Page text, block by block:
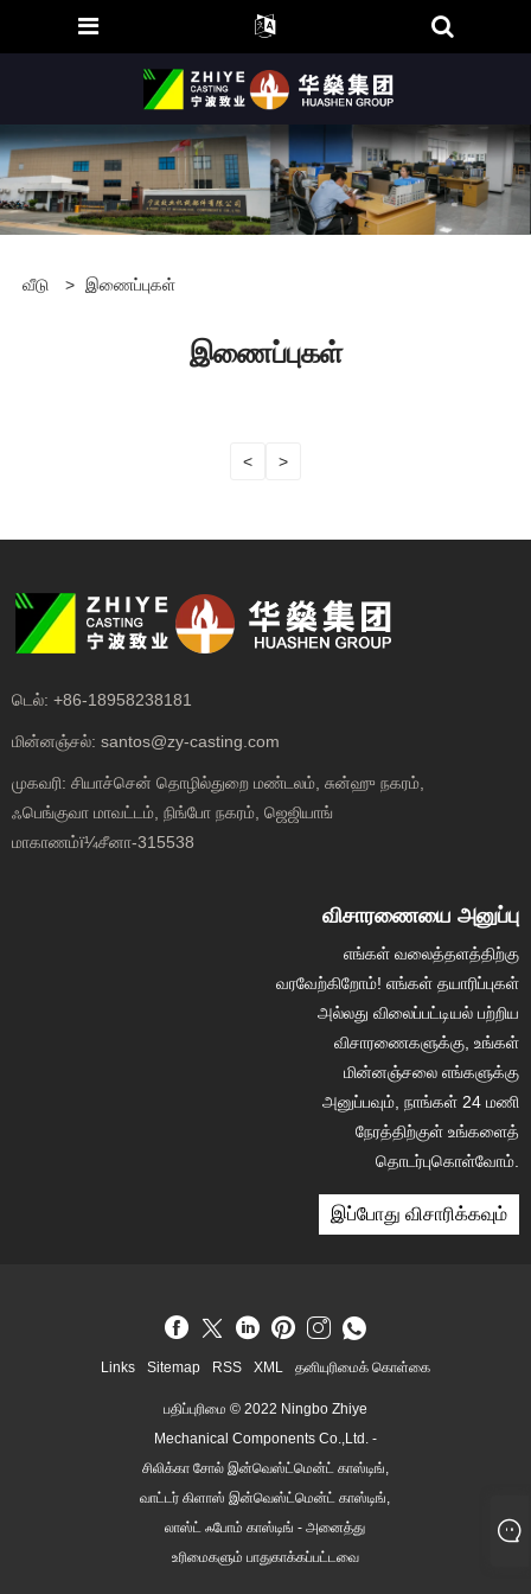
வீடு > இணைப்புகள்
இணைப்புகள்
< >
டெல்: +86-18958238181
மின்னஞ்சல்: santos@zy-casting.com
முகவரி: சியாச்சென் தொழில்துறை மண்டலம், சுன்ஹு நகரம்,
ஃபெங்குவா மாவட்டம், நிங்போ நகரம், ஜெஜியாங்
மாகாணம்ï¼சீனா-315538
விசாரணையை அனுப்பு
எங்கள் வலைத்தளத்திற்கு
வரவேற்கிறோம்! எங்கள் தயாரிப்புகள்
அல்லது விலைப்பட்டியல் பற்றிய
விசாரணைகளுக்கு, உங்கள்
மின்னஞ்சலை எங்களுக்கு
அனுப்பவும், நாங்கள் 24 மணி
நேரத்திற்குள் உங்களைத்
தொடர்புகொள்வோம்.
இப்போது விசாரிக்கவும்
Links Sitemap RSS XML தனியுரிமைக் கொள்கை
பதிப்புரிமை © 2022 Ningbo Zhiye
Mechanical Components Co.,Ltd. -
சிலிக்கா சோல் இன்வெஸ்ட்மென்ட் காஸ்டிங்,
வாட்டர் கிளாஸ் இன்வெஸ்ட்மென்ட் காஸ்டிங்,
லாஸ்ட் ஃபோம் காஸ்டிங் - அனைத்து
உரிமைகளும் பாதுகாக்கப்பட்டவை